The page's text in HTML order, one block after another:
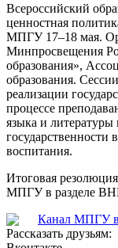
Всероссийский
ценностная
МПГУ 17–18 мая.
Минпросвещения
образования»,
образования.
реализации
процессе
языка и
государственности
воспитания.
Итоговая
МПГУ в разделе
Канал МПГУ
Рассказать друзьям: